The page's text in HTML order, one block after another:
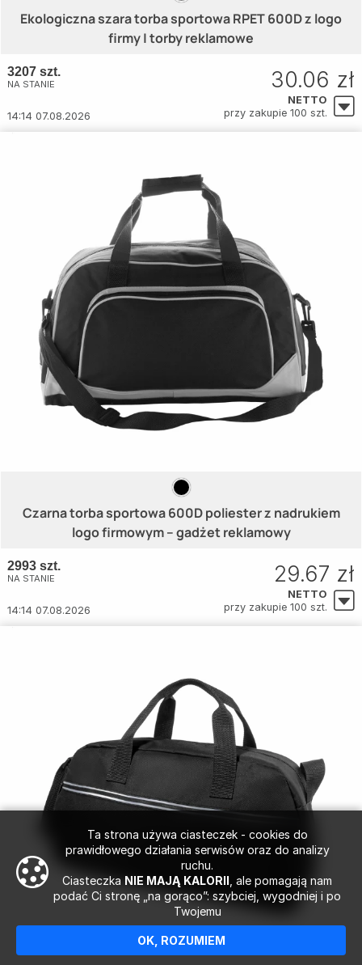
Ta strona używa ciasteczek - cookies do
prawidłowego działania serwisów oraz do analizy
ruchu.
Ciasteczka NIE MAJĄ KALORII , ale pomagają nam
podać Ci stronę „na gorąco”: szybciej, wygodniej i po
Twojemu
OK, ROZUMIEM
Ekologiczna szara torba sportowa RPET 600D z logo
firmy | torby reklamowe
3207 szt.
NA STANIE
14:14 07.08.2026
30.06 zł
NETTO
przy zakupie 100 szt.
Czarna torba sportowa 600D poliester z nadrukiem
logo firmowym – gadżet reklamowy
2993 szt.
NA STANIE
14:14 07.08.2026
29.67 zł
NETTO
przy zakupie 100 szt.